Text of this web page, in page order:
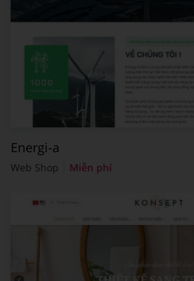
Energi-a
Web Shop Miễn phí